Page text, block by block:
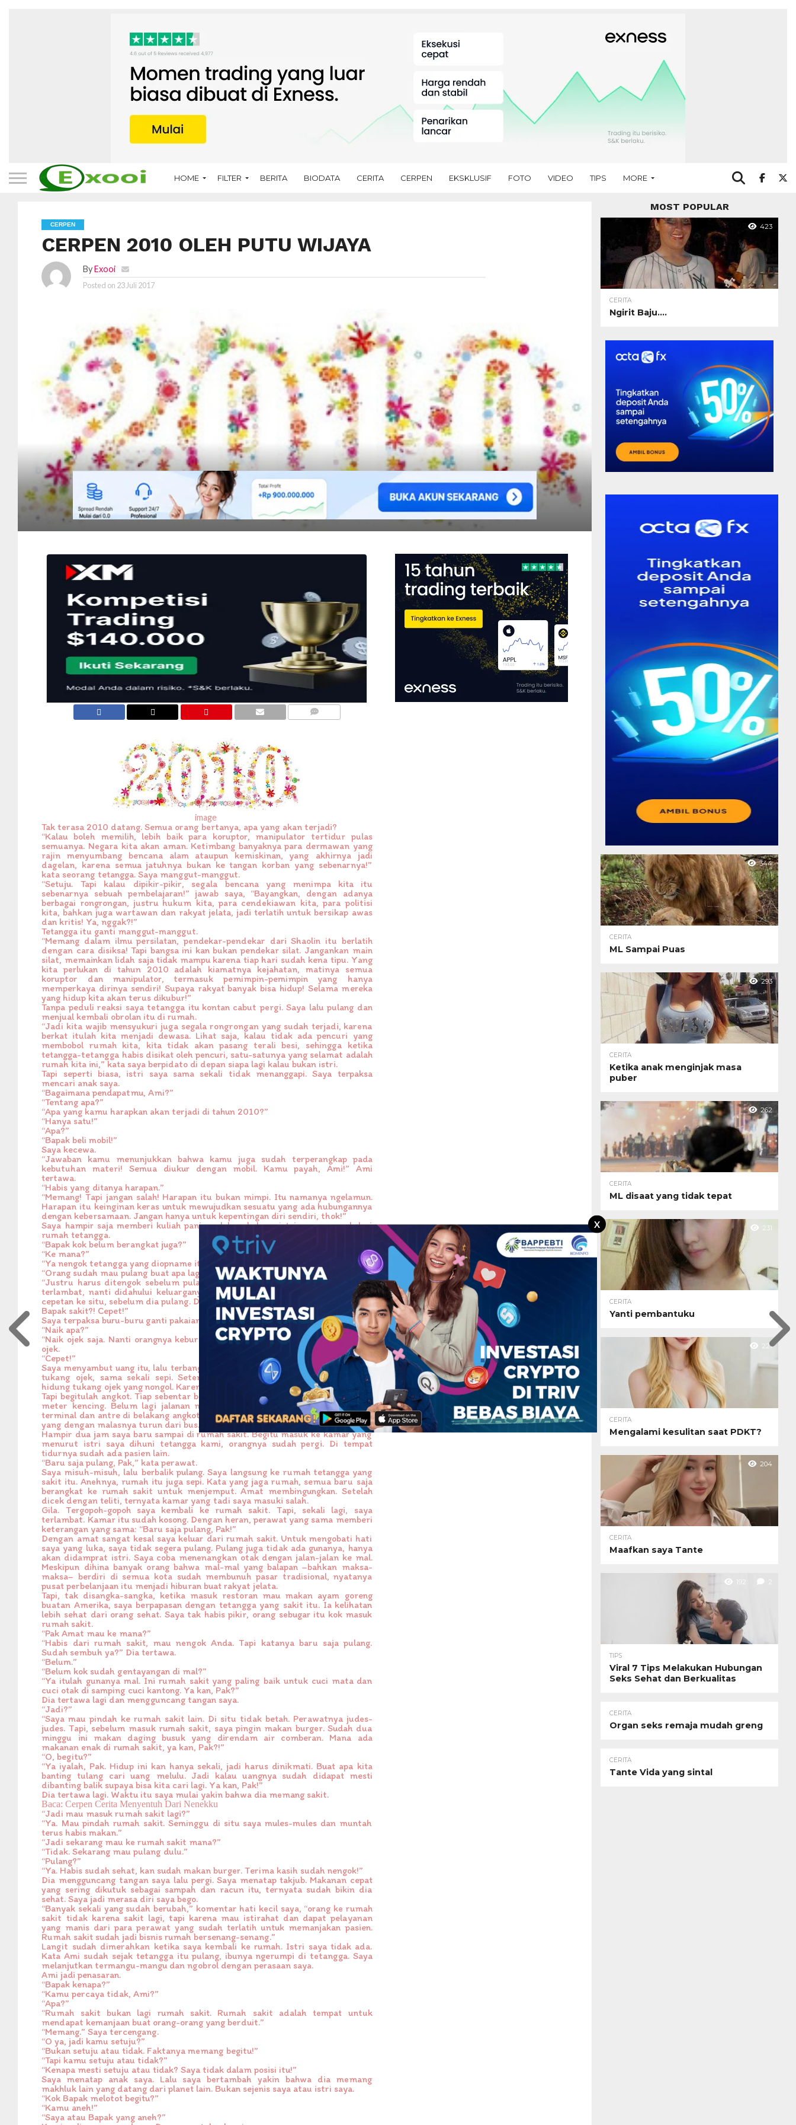
X
HOME FILTER BERITA BIODATA CERITA CERPEN EKSKLUSIF FOTO VIDEO TIPS MORE
CERPEN
CERPEN 2010 OLEH PUTU WIJAYA
By Exooi
Posted on 23 Juli 2017
image
Tak terasa 2010 datang. Semua orang bertanya, apa yang akan terjadi?
“Kalau boleh memilih, lebih baik para koruptor, manipulator tertidur pulas
semuanya. Negara kita akan aman. Ketimbang banyaknya para dermawan yang
rajin menyumbang bencana alam ataupun kemiskinan, yang akhirnya jadi
dagelan, karena semua jatuhnya bukan ke tangan korban yang sebenarnya!”
kata seorang tetangga. Saya manggut-manggut.
“Setuju. Tapi kalau dipikir-pikir, segala bencana yang menimpa kita itu
sebenarnya sebuah pembelajaran!” jawab saya, “Bayangkan, dengan adanya
berbagai rongrongan, justru hukum kita, para cendekiawan kita, para politisi
kita, bahkan juga wartawan dan rakyat jelata, jadi terlatih untuk bersikap awas
dan kritis! Ya, nggak?!”
Tetangga itu ganti manggut-manggut.
“Memang dalam ilmu persilatan, pendekar-pendekar dari Shaolin itu berlatih
dengan cara disiksa! Tapi bangsa ini kan bukan pendekar silat. Jangankan main
silat, memainkan lidah saja tidak mampu karena tiap hari sudah kena tipu. Yang
kita perlukan di tahun 2010 adalah kiamatnya kejahatan, matinya semua
koruptor dan manipulator, termasuk pemimpin-pemimpin yang hanya
memperkaya dirinya sendiri! Supaya rakyat banyak bisa hidup! Selama mereka
yang hidup kita akan terus dikubur!”
Tanpa peduli reaksi saya tetangga itu kontan cabut pergi. Saya lalu pulang dan
menjual kembali obrolan itu di rumah.
“Jadi kita wajib mensyukuri juga segala rongrongan yang sudah terjadi, karena
berkat itulah kita menjadi dewasa. Lihat saja, kalau tidak ada pencuri yang
membobol rumah kita, kita tidak akan pasang terali besi, sehingga ketika
tetangga-tetangga habis disikat oleh pencuri, satu-satunya yang selamat adalah
rumah kita ini,” kata saya berpidato di depan siapa lagi kalau bukan istri.
Tapi seperti biasa, istri saya sama sekali tidak menanggapi. Saya terpaksa
mencari anak saya.
“Bagaimana pendapatmu, Ami?”
“Tentang apa?”
“Apa yang kamu harapkan akan terjadi di tahun 2010?”
“Hanya satu!”
“Apa?”
“Bapak beli mobil!”
Saya kecewa.
“Jawaban kamu menunjukkan bahwa kamu juga sudah terperangkap pada
kebutuhan materi! Semua diukur dengan mobil. Kamu payah, Ami!” Ami
tertawa.
“Habis yang ditanya harapan.”
“Memang! Tapi jangan salah! Harapan itu bukan mimpi. Itu namanya ngelamun.
Harapan itu keinginan keras untuk mewujudkan sesuatu yang ada hubungannya
dengan kebersamaan. Jangan hanya untuk kepentingan diri sendiri, thok!”
Saya hampir saja memberi kuliah panjang lebar, keburu istri saya muncul dari
rumah tetangga.
“Bapak kok belum berangkat juga?”
“Ke mana?”
“Ya nengok tetangga yang diopname itu. Nanti dia keburu pulang!”
“Orang sudah mau pulang buat apa lagi ditengok?”
“Justru harus ditengok sebelum pulang. Itu yang disebut silahturahmi. Kalau
terlambat, nanti didahului keluarganya yang sudah siap-siap mau jemput. Ayo
cepetan ke situ, sebelum dia pulang. Dulu kan dia yang paling rajin nengok waktu
Bapak sakit?! Cepet!”
Saya terpaksa buru-buru ganti pakaian, lalu keluar rumah.
“Naik apa?”
“Naik ojek saja. Nanti orangnya keburu pulang!” Istri saya mengulurkan ongkos
ojek.
“Cepet!”
Saya menyambut uang itu, lalu terbang. Tapi di mulut jalan yang biasanya ramai
tukang ojek, sama sekali sepi. Setengah jam saya menunggu, tak satu pun
hidung tukang ojek yang nongol. Karena tidak sabar, akhirnya saya naik angkot.
Tapi begitulah angkot. Tiap sebentar berhenti, seperti anjing yang tiap beberapa
meter kencing. Belum lagi jalanan macet. Bahkan angkot sengaja masuk ke
terminal dan antre di belakang angkot-angkot lain untuk menjaring penumpang
yang dengan malasnya turun dari bus.
Hampir dua jam saya baru sampai di rumah sakit. Begitu masuk ke kamar yang
menurut istri saya dihuni tetangga kami, orangnya sudah pergi. Di tempat
tidurnya sudah ada pasien lain.
“Baru saja pulang, Pak,” kata perawat.
Saya misuh-misuh, lalu berbalik pulang. Saya langsung ke rumah tetangga yang
sakit itu. Anehnya, rumah itu juga sepi. Kata yang jaga rumah, semua baru saja
berangkat ke rumah sakit untuk menjemput. Amat membingungkan. Setelah
dicek dengan teliti, ternyata kamar yang tadi saya masuki salah.
Gila. Tergopoh-gopoh saya kembali ke rumah sakit. Tapi, sekali lagi, saya
terlambat. Kamar itu sudah kosong. Dengan heran, perawat yang sama memberi
keterangan yang sama: “Baru saja pulang, Pak!”
Dengan amat sangat kesal saya keluar dari rumah sakit. Untuk mengobati hati
saya yang luka, saya tidak segera pulang. Pulang juga tidak ada gunanya, hanya
akan didamprat istri. Saya coba menenangkan otak dengan jalan-jalan ke mal.
Meskipun dihina banyak orang bahwa mal-mal yang balapan –bahkan maksa-
maksa– berdiri di semua kota sudah membunuh pasar tradisional, nyatanya
pusat perbelanjaan itu menjadi hiburan buat rakyat jelata.
Tapi, tak disangka-sangka, ketika masuk restoran mau makan ayam goreng
buatan Amerika, saya berpapasan dengan tetangga yang sakit itu. Ia kelihatan
lebih sehat dari orang sehat. Saya tak habis pikir, orang sebugar itu kok masuk
rumah sakit.
“Pak Amat mau ke mana?”
“Habis dari rumah sakit, mau nengok Anda. Tapi katanya baru saja pulang.
Sudah sembuh ya?” Dia tertawa.
“Belum.”
“Belum kok sudah gentayangan di mal?”
“Ya itulah gunanya mal. Ini rumah sakit yang paling baik untuk cuci mata dan
cuci otak di samping cuci kantong. Ya kan, Pak?”
Dia tertawa lagi dan mengguncang tangan saya.
“Jadi?”
“Saya mau pindah ke rumah sakit lain. Di situ tidak betah. Perawatnya judes-
judes. Tapi, sebelum masuk rumah sakit, saya pingin makan burger. Sudah dua
minggu ini makan daging busuk yang direndam air comberan. Mana ada
makanan enak di rumah sakit, ya kan, Pak?!”
“O, begitu?”
“Ya iyalah, Pak. Hidup ini kan hanya sekali, jadi harus dinikmati. Buat apa kita
banting tulang cari uang melulu. Jadi kalau uangnya sudah didapat mesti
dibanting balik supaya bisa kita cari lagi. Ya kan, Pak!”
Dia tertawa lagi. Waktu itu saya mulai yakin bahwa dia memang sakit.
Baca: Cerpen Cerita Menyentuh Dari Nenekku
“Jadi mau masuk rumah sakit lagi?”
“Ya. Mau pindah rumah sakit. Seminggu di situ saya mules-mules dan muntah
terus habis makan.”
“Jadi sekarang mau ke rumah sakit mana?”
“Tidak. Sekarang mau pulang dulu.”
“Pulang?”
“Ya. Habis sudah sehat, kan sudah makan burger. Terima kasih sudah nengok!”
Dia mengguncang tangan saya lalu pergi. Saya menatap takjub. Makanan cepat
yang sering dikutuk sebagai sampah dan racun itu, ternyata sudah bikin dia
sehat. Saya jadi merasa diri saya bego.
“Banyak sekali yang sudah berubah,” komentar hati kecil saya, “orang ke rumah
sakit tidak karena sakit lagi, tapi karena mau istirahat dan dapat pelayanan
yang manis dari para perawat yang sudah terlatih untuk memanjakan pasien.
Rumah sakit sudah jadi bisnis rumah bersenang-senang.”
Langit sudah dimerahkan ketika saya kembali ke rumah. Istri saya tidak ada.
Kata Ami sudah sejak tetangga itu pulang, ibunya ngerumpi di tetangga. Saya
melanjutkan termangu-mangu dan ngobrol dengan perasaan saya.
Ami jadi penasaran.
“Bapak kenapa?”
“Kamu percaya tidak, Ami?”
“Apa?”
“Rumah sakit bukan lagi rumah sakit. Rumah sakit adalah tempat untuk
mendapat kemanjaan buat orang-orang yang berduit.”
“Memang.” Saya tercengang.
“O ya, jadi kamu setuju?”
“Bukan setuju atau tidak. Faktanya memang begitu!”
“Tapi kamu setuju atau tidak?”
“Kenapa mesti setuju atau tidak? Saya tidak dalam posisi itu!”
Saya menatap anak saya. Lalu saya bertambah yakin bahwa dia memang
makhluk lain yang datang dari planet lain. Bukan sejenis saya atau istri saya.
“Kok Bapak melotot begitu?”
“Kamu aneh!”
“Saya atau Bapak yang aneh?”
MOST POPULAR
423
CERITA
Ngirit Baju….
344
CERITA
ML Sampai Puas
293
CERITA
Ketika anak menginjak masa
puber
262
CERITA
ML disaat yang tidak tepat
231
CERITA
Yanti pembantuku
221
CERITA
Mengalami kesulitan saat PDKT?
204
CERITA
Maafkan saya Tante
192 2
TIPS
Viral 7 Tips Melakukan Hubungan
Seks Sehat dan Berkualitas
CERITA
Organ seks remaja mudah greng
CERITA
Tante Vida yang sintal